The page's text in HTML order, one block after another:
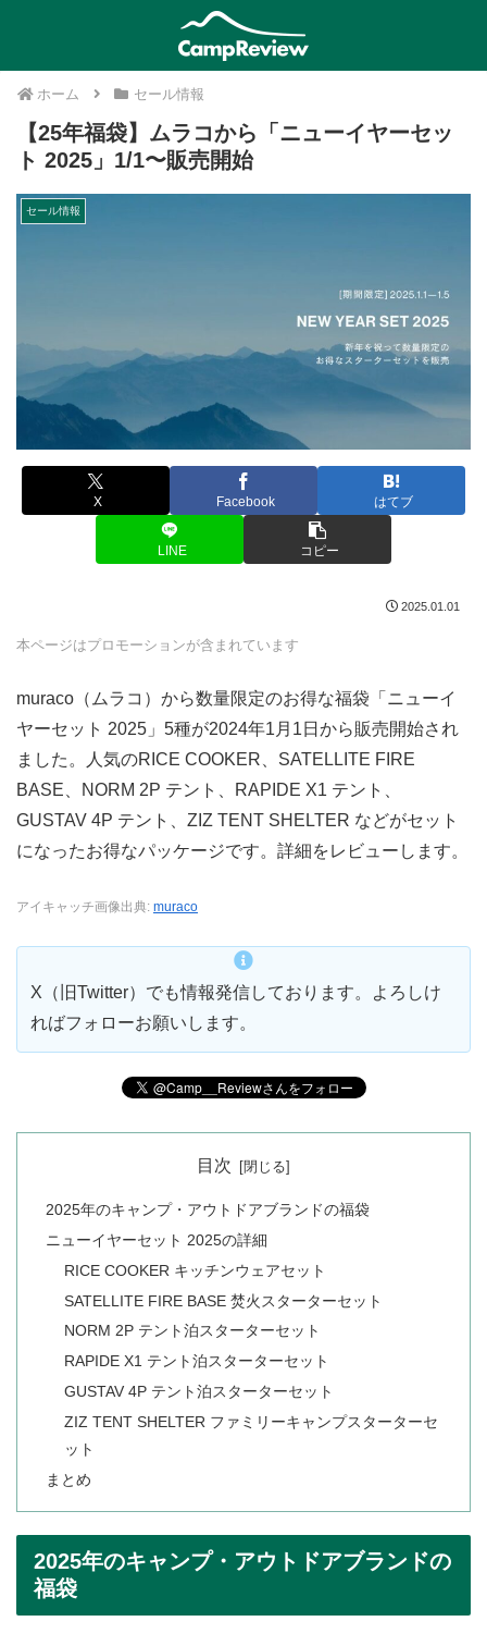
ホーム セール情報
【25年福袋】ムラコから「ニューイヤーセッ
ト 2025」1/1〜販売開始
セール情報
X Facebook はてブ
LINE コピー
2025.01.01
本ページはプロモーションが含まれています
muraco（ムラコ）から数量限定のお得な福袋「ニューイ
ヤーセット 2025」5種が2024年1月1日から販売開始され
ました。人気のRICE COOKER、SATELLITE FIRE
BASE、NORM 2P テント、RAPIDE X1 テント、
GUSTAV 4P テント、ZIZ TENT SHELTER などがセット
になったお得なパッケージです。詳細をレビューします。
アイキャッチ画像出典: muraco
X（旧Twitter）でも情報発信しております。よろしけ
ればフォローお願いします。
目次
2025年のキャンプ・アウトドアブランドの福袋
ニューイヤーセット 2025の詳細
RICE COOKER キッチンウェアセット
SATELLITE FIRE BASE 焚火スターターセット
NORM 2P テント泊スターターセット
RAPIDE X1 テント泊スターターセット
GUSTAV 4P テント泊スターターセット
ZIZ TENT SHELTER ファミリーキャンプスターターセ
ット
まとめ
2025年のキャンプ・アウトドアブランドの
福袋